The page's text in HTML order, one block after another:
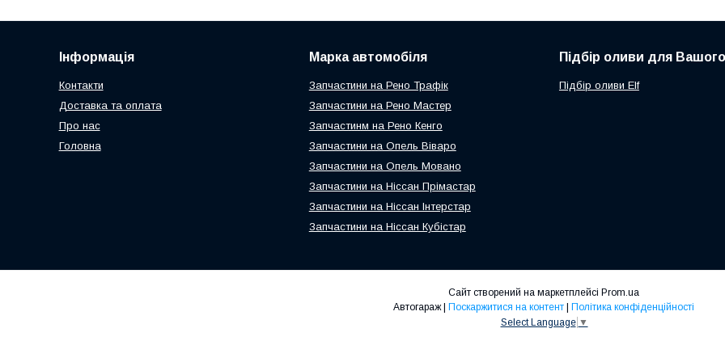
Інформація
Контакти
Доставка та оплата
Про нас
Головна
Марка автомобіля
Запчастини на Рено Трафік
Запчастини на Рено Мастер
Запчастинм на Рено Кенго
Запчастини на Опель Віваро
Запчастини на Опель Мовано
Запчастини на Ніссан Прімастар
Запчастини на Ніссан Інтерстар
Запчастини на Ніссан Кубістар
Підбір оливи для
Підбір оливи Elf
Сайт створений на маркетплейсі Prom.ua
Автогараж | Поскаржитися на контент | Політика конфіденційності
Select Language ▼